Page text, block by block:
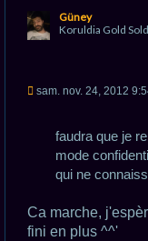
Güney
Koruldia Gold
M
n
l
u
sam. nov. 24, 2012
faudra que je
mode
qui ne
Ca marche,
fini en plus ^^'